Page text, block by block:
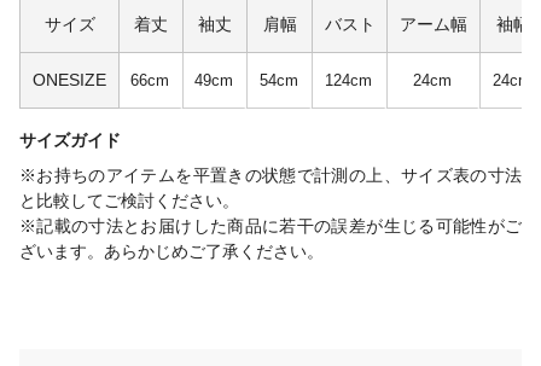
サイズ 着丈 袖丈 肩幅 バスト アーム幅 袖幅
ONESIZE 66cm 49cm 54cm 124cm 24cm 24cm
サイズガイド
※お持ちのアイテムを平置きの状態で計測の上、サイズ表の寸法
と比較してご検討ください。
※記載の寸法とお届けした商品に若干の誤差が生じる可能性がご
ざいます。あらかじめご了承ください。